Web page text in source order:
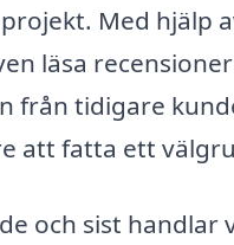
Med hjälp
läsa
från tidigare
att fatta ett
och sist handlar